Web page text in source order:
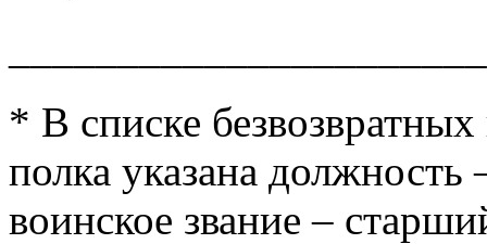
* В списке
полка указана
воинское звание –